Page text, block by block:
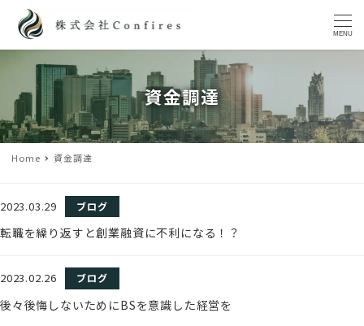
MENU
資金調達
Home 資金調達
転職を繰り返すと創業融資に不利になる！？
2023.03.29 ブログ
後々後悔しないためにBSを意識した経営を
2023.02.26 ブログ